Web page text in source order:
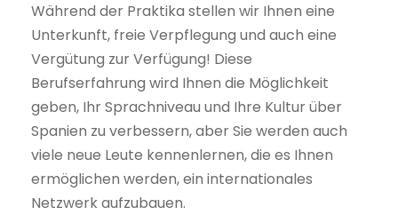
Während der Praktika stellen wir Ihnen eine
Unterkunft, freie Verpflegung und auch eine
Vergütung zur Verfügung! Diese
Berufserfahrung wird Ihnen die Möglichkeit
geben, Ihr Sprachniveau und Ihre Kultur über
Spanien zu verbessern, aber Sie werden auch
viele neue Leute kennenlernen, die es Ihnen
ermöglichen werden, ein internationales
Netzwerk aufzubauen.